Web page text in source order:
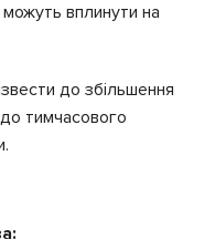
вплинути на
до збільшення
тимчасового